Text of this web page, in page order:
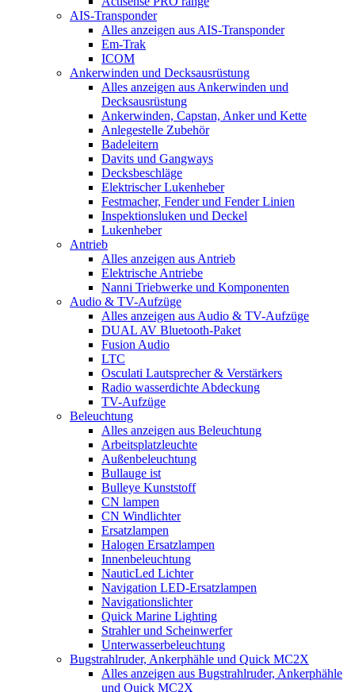
AIS-Transponder
Alles anzeigen aus AIS-Transponder
Em-Trak
ICOM
Ankerwinden und Decksausrüstung
Alles anzeigen aus Ankerwinden und
Decksausrüstung
Ankerwinden, Capstan, Anker und Kette
Anlegestelle Zubehör
Badeleitern
Davits und Gangways
Decksbeschläge
Elektrischer Lukenheber
Festmacher, Fender und Fender Linien
Inspektionsluken und Deckel
Lukenheber
Antrieb
Alles anzeigen aus Antrieb
Elektrische Antriebe
Nanni Triebwerke und Komponenten
Audio & TV-Aufzüge
Alles anzeigen aus Audio & TV-Aufzüge
DUAL AV Bluetooth-Paket
Fusion Audio
LTC
Osculati Lautsprecher & Verstärkers
Radio wasserdichte Abdeckung
TV-Aufzüge
Beleuchtung
Alles anzeigen aus Beleuchtung
Arbeitsplatzleuchte
Außenbeleuchtung
Bullauge ist
Bulleye Kunststoff
CN lampen
CN Windlichter
Ersatzlampen
Halogen Ersatzlampen
Innenbeleuchtung
NauticLed Lichter
Navigation LED-Ersatzlampen
Navigationslichter
Quick Marine Lighting
Strahler und Scheinwerfer
Unterwasserbeleuchtung
Bugstrahlruder, Ankerphähle und Quick MC2X
Alles anzeigen aus Bugstrahlruder, Ankerphähle
und Quick MC2X